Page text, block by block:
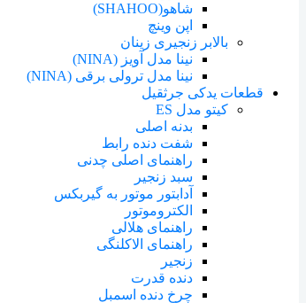
شاهو(SHAHOO)
اپن وینچ
بالابر زنجیری زینان
نینا مدل آویز (NINA)
نینا مدل ترولی برقی (NINA)
قطعات یدکی جرثقیل
کیتو مدل ES
بدنه اصلی
شفت دنده رابط
راهنمای اصلی چدنی
سبد زنجیر
آدابتور موتور به گیربکس
الکتروموتور
راهنمای هلالی
راهنمای الاکلنگی
زنجیر
دنده قدرت
چرخ دنده اسمبل